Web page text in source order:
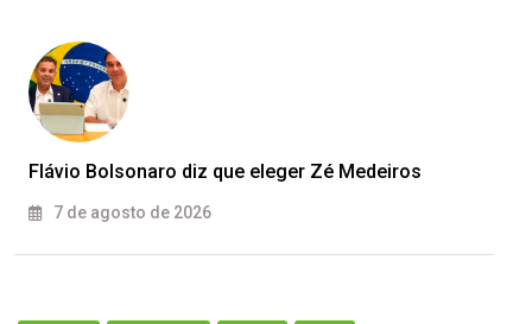
Flávio Bolsonaro diz que eleger Zé Medeiros
7 de agosto de 2026